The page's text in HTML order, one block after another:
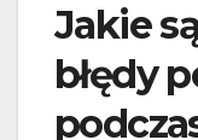
Jakie
błędy